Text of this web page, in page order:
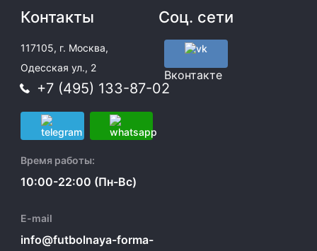
Контакты
117105, г. Москва,
Одесская ул., 2
+7 (495) 133-87-02
Время работы:
10:00-22:00 (Пн-Вс)
E-mail
info@futbolnaya-forma-
Соц. сети
Вконтакте